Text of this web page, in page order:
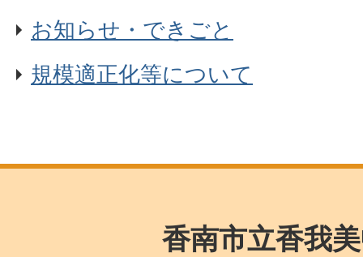
お知らせ・できごと
規模適正化等について
香南市立香我